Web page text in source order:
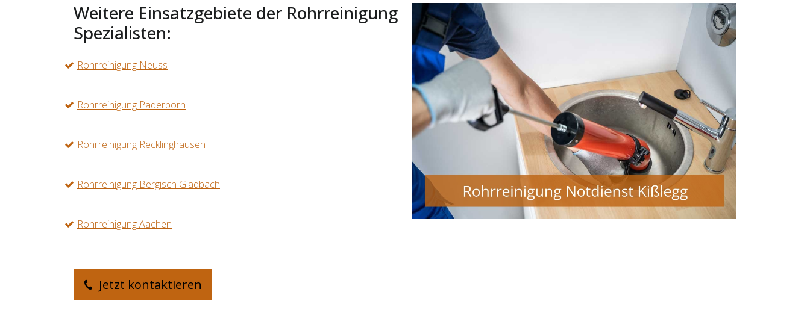
Weitere Einsatzgebiete der Rohrreinigung
Spezialisten:
Rohrreinigung Neuss
Rohrreinigung Paderborn
Rohrreinigung Recklinghausen
Rohrreinigung Bergisch Gladbach
Rohrreinigung Aachen
Jetzt kontaktieren